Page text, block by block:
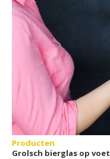
Producten
Grolsch bierglas op voet